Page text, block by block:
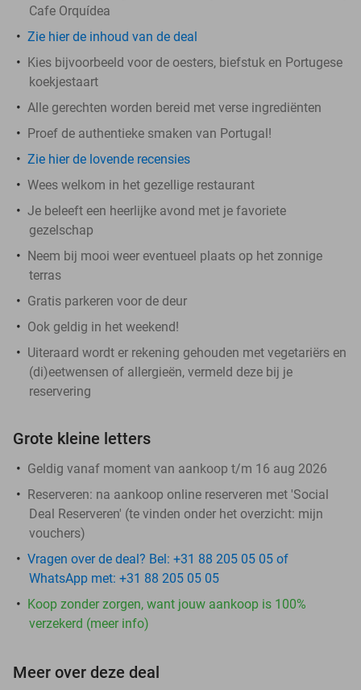
Cafe Orquídea
Zie hier de inhoud van de deal
Kies bijvoorbeeld voor de oesters, biefstuk en Portugese
koekjestaart
Alle gerechten worden bereid met verse ingrediënten
Proef de authentieke smaken van Portugal!
Zie hier de lovende recensies
Wees welkom in het gezellige restaurant
Je beleeft een heerlijke avond met je favoriete
gezelschap
Neem bij mooi weer eventueel plaats op het zonnige
terras
Gratis parkeren voor de deur
Ook geldig in het weekend!
Uiteraard wordt er rekening gehouden met vegetariërs en
(di)eetwensen of allergieën, vermeld deze bij je
reservering
Grote kleine letters
Geldig vanaf moment van aankoop t/m 16 aug 2026
Reserveren: na aankoop online reserveren met 'Social
Deal Reserveren' (te vinden onder het overzicht: mijn
vouchers)
Vragen over de deal? Bel: +31 88 205 05 05 of
WhatsApp met: +31 88 205 05 05
Koop zonder zorgen, want jouw aankoop is 100%
verzekerd (meer info)
Meer over deze deal